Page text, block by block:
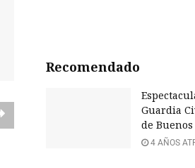
Recomendado
Guardia
de
4 AÑOS